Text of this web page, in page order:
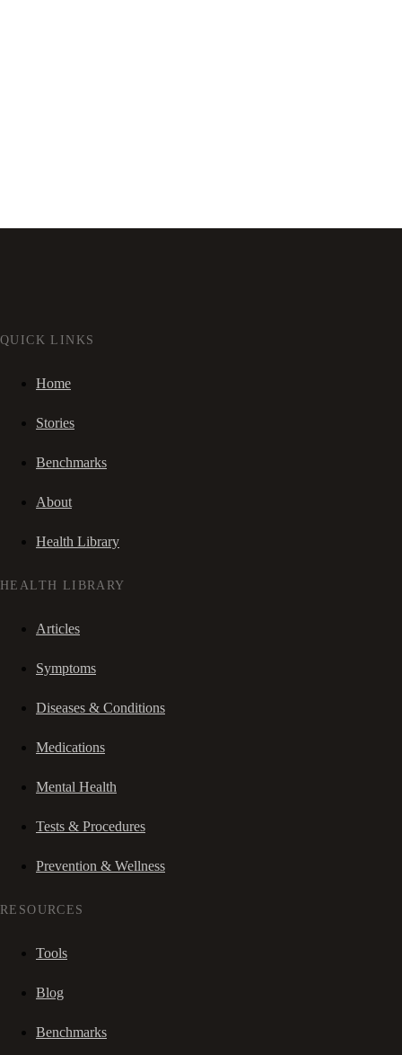
QUICK LINKS
Home
Stories
Benchmarks
About
Health Library
HEALTH LIBRARY
Articles
Symptoms
Diseases & Conditions
Medications
Mental Health
Tests & Procedures
Prevention & Wellness
RESOURCES
Tools
Blog
Benchmarks